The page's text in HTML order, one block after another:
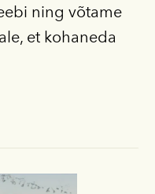
ning võtame
et kohaneda